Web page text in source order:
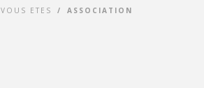
VOUS ETES / ASSOCIATION